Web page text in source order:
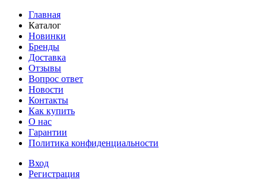
Главная
Каталог
Новинки
Бренды
Доставка
Отзывы
Вопрос ответ
Новости
Контакты
Как купить
О нас
Гарантии
Политика конфиденциальности
Вход
Регистрация